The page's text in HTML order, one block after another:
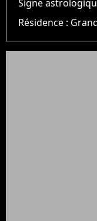
Signe
Résidence :